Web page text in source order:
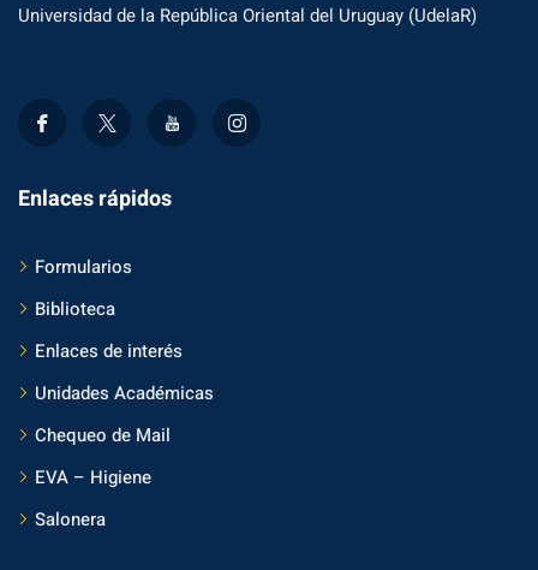
Universidad de la República Oriental del Uruguay (UdelaR)
Enlaces rápidos
Formularios
Biblioteca
Enlaces de interés
Unidades Académicas
Chequeo de Mail
EVA – Higiene
Salonera